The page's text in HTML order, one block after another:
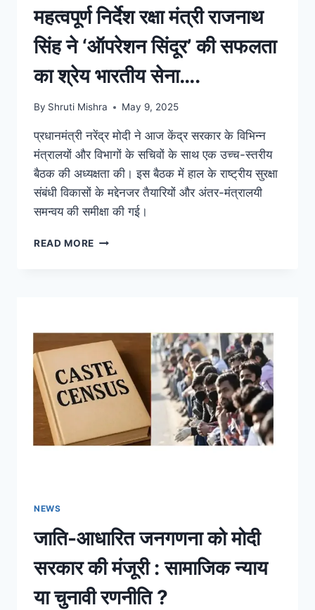
महत्वपूर्ण निर्देश रक्षा मंत्री राजनाथ
सिंह ने ‘ऑपरेशन सिंदूर’ की सफलता
का श्रेय भारतीय सेना….
By Shruti Mishra May 9, 2025
प्रधानमंत्री नरेंद्र मोदी ने आज केंद्र सरकार के विभिन्न
मंत्रालयों और विभागों के सचिवों के साथ एक उच्च-स्तरीय
बैठक की अध्यक्षता की। इस बैठक में हाल के राष्ट्रीय सुरक्षा
संबंधी विकासों के मद्देनजर तैयारियों और अंतर-मंत्रालयी
समन्वय की समीक्षा की गई।
READ MORE
NEWS
जाति-आधारित जनगणना को मोदी
सरकार की मंजूरी : सामाजिक न्याय
या चुनावी रणनीति ?